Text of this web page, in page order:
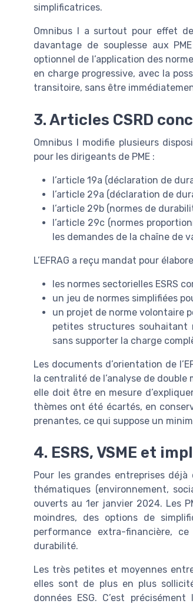
simplificatrices.
Omnibus I a surtout pour effet de
davantage de souplesse aux
optionnel de l’application des
en charge progressive, avec la
transitoire, sans être
3. Articles CSRD
Omnibus I modifie plusieurs
pour les dirigeants de PME :
l’article 19a (déclaration de
l’article 29a (déclaration de
l’article 29b (normes de
l’article 29c (normes
les demandes de la chaîne de
L’EFRAG a reçu mandat pour
les normes sectorielles ESRS
un jeu de normes simplifiées
un projet de norme volontaire
petites structures souhaitant
sans supporter la charge
Les documents d’orientation de
la centralité de l’analyse de
elle doit être en mesure
thèmes ont été écartés, en
prenantes, ce qui suppose un
4. ESRS, VSME et
Pour les grandes entreprises déjà
thématiques (environnement,
ouverts au 1er janvier 2024. Les
moindres, des options de
performance extra-financière,
durabilité.
Les très petites et moyennes
elles sont de plus en plus
données ESG. C’est